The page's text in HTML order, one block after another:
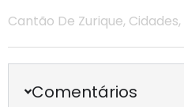
Cantão De Zurique, Cidades,
Comentários